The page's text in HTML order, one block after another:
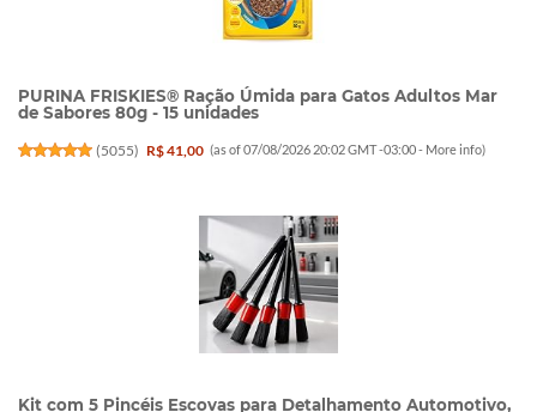
PURINA FRISKIES® Ração Úmida para Gatos Adultos Mar
de Sabores 80g - 15 unidades
(5055) R$ 41,00 (as of 07/08/2026 20:02 GMT -03:00 - More info)
Kit com 5 Pincéis Escovas para Detalhamento Automotivo,